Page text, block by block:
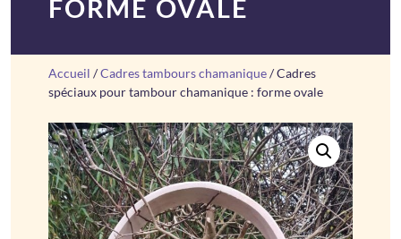
FORME OVALE
Accueil /Cadres tambours chamanique/ Cadres
spéciaux pour tambour chamanique : forme ovale